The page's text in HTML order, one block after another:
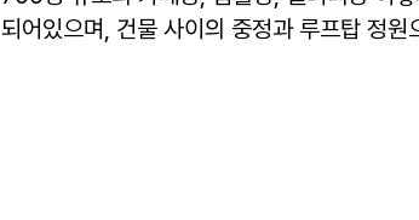
되어있으며, 건물 사이의 중정과 루프탑 정